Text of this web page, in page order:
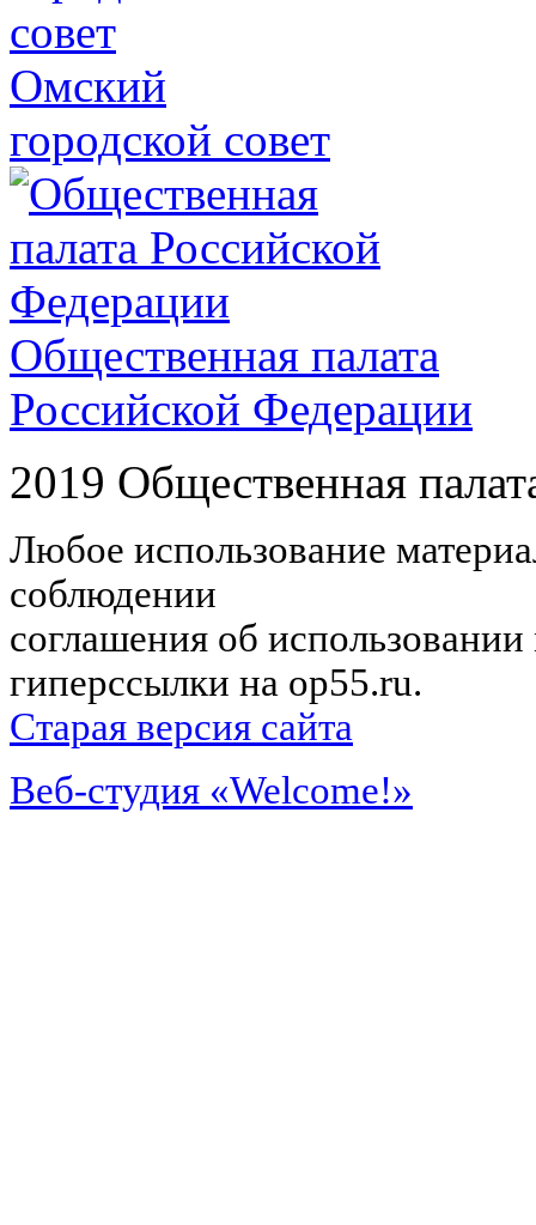
Омский
городской совет
Общественная палата
Российской Федерации
2019 Общественная
Любое использование
соблюдении
соглашения об
гиперссылки на op55.ru.
Старая версия сайта
Веб-студия «Welcome!»